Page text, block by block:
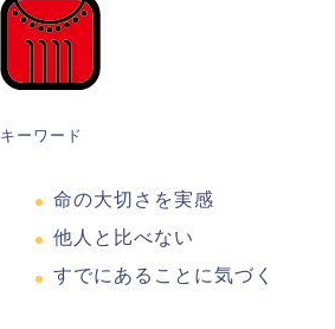
キーワード
命の大切さを実感
他人と比べない
すでにあることに気づく